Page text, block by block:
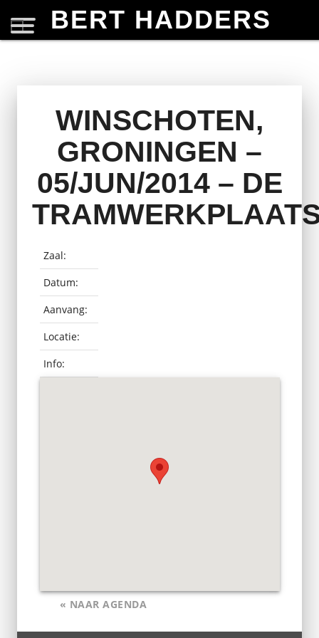
BERT HADDERS
WINSCHOTEN,
GRONINGEN –
05/JUN/2014 – DE
Zaal:
Datum:
Aanvang:
Locatie:
Info:
« NAAR AGENDA